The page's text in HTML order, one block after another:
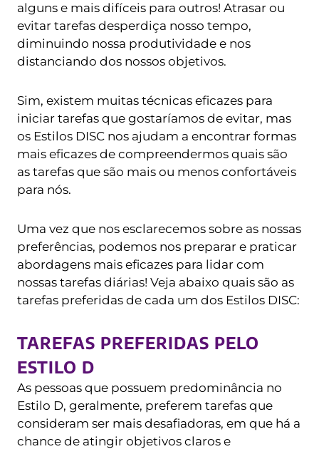
alguns e mais difíceis para outros! Atrasar ou
evitar tarefas desperdiça nosso tempo,
diminuindo nossa produtividade e nos
distanciando dos nossos objetivos.
Sim, existem muitas técnicas eficazes para
iniciar tarefas que gostaríamos de evitar, mas
os Estilos DISC nos ajudam a encontrar formas
mais eficazes de compreendermos quais são
as tarefas que são mais ou menos confortáveis
para nós.
Uma vez que nos esclarecemos sobre as nossas
preferências, podemos nos preparar e praticar
abordagens mais eficazes para lidar com
nossas tarefas diárias! Veja abaixo quais são as
tarefas preferidas de cada um dos Estilos DISC:
TAREFAS PREFERIDAS PELO
ESTILO D
As pessoas que possuem predominância no
Estilo D, geralmente, preferem tarefas que
consideram ser mais desafiadoras, em que há a
chance de atingir objetivos claros e